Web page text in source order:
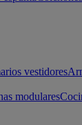
vestidores
modulares